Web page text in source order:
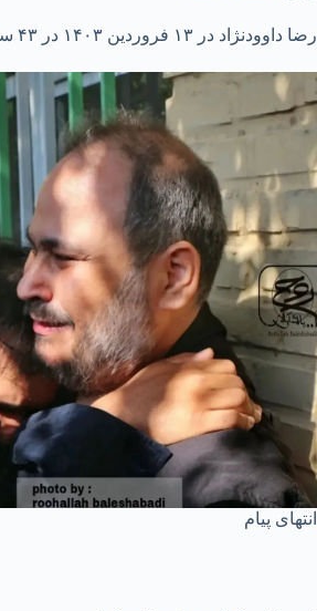
رضا داوودنژاد در ۱۳ فروردین ۱۴۰۳ در ۴۳ سالگی درگذشت.
انتهای پیام